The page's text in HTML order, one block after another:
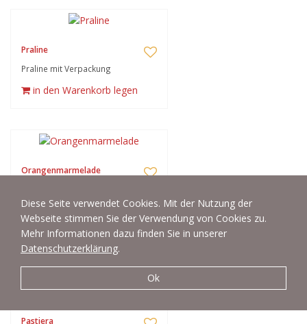
Diese Seite verwendet Cookies. Mit der Nutzung der
Webseite stimmen Sie der Verwendung von Cookies zu.
Mehr Informationen dazu finden Sie in unserer
Datenschutzerklärung.
Ok
Praline
Praline mit Verpackung
in den Warenkorb legen
Orangenmarmelade
dekoriert mit Orange und
Ingwerwurzel
in den Warenkorb legen
Pastiera